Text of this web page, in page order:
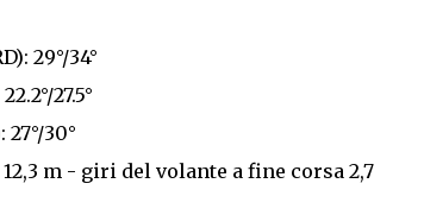
29°/34°
27.5°
27°/30°
m - giri del volante a fine corsa 2,7